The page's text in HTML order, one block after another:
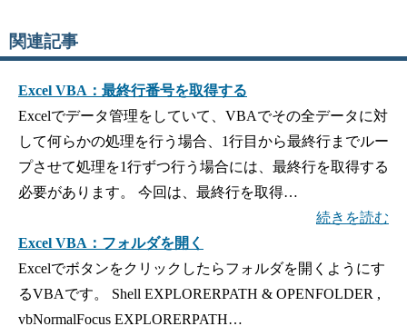
関連記事
Excel VBA：最終行番号を取得する
Excelでデータ管理をしていて、VBAでその全データに対
して何らかの処理を行う場合、1行目から最終行までルー
プさせて処理を1行ずつ行う場合には、最終行を取得する
必要があります。 今回は、最終行を取得…
続きを読む
Excel VBA：フォルダを開く
Excelでボタンをクリックしたらフォルダを開くようにす
るVBAです。 Shell EXPLORERPATH & OPENFOLDER ,
vbNormalFocus EXPLORERPATH…